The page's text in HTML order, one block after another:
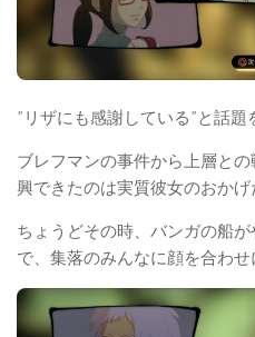
”リザにも感謝している”と話題
ブレフマンの事件から上層と
興できたのは実質彼女のおかげ
ちょうどその時、バンガの船
で、集落のみんなに顔を合わせ